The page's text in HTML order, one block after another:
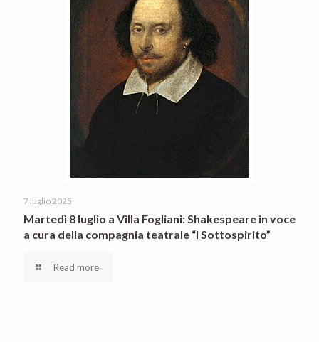
7 luglio 2025
Martedì 8 luglio a Villa Fogliani: Shakespeare in voce
a cura della compagnia teatrale “I Sottospirito”
Read more